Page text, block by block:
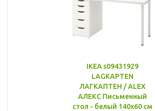
IKEA s09431929
LAGKAPTEN
ЛАГКАПТЕН / ALEX
АЛЕКС Письменный
стол - белый 140x60 см